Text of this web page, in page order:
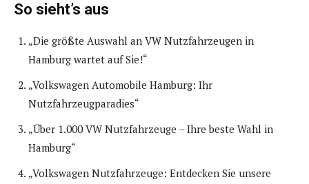
So sieht’s aus
„Die größte Auswahl an VW Nutzfahrzeugen in
Hamburg wartet auf Sie!“
„Volkswagen Automobile Hamburg: Ihr
Nutzfahrzeugparadies“
„Über 1.000 VW Nutzfahrzeuge – Ihre beste Wahl in
Hamburg“
„Volkswagen Nutzfahrzeuge: Entdecken Sie unsere